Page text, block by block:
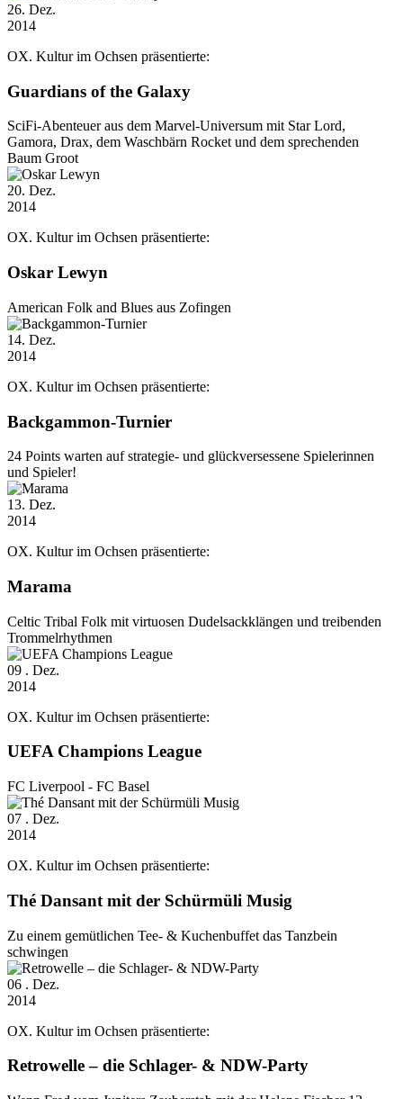
26. Dez.
2014
OX. Kultur im Ochsen präsentierte:
Guardians of the Galaxy
SciFi-Abenteuer aus dem Marvel-Universum mit Star Lord,
Gamora, Drax, dem Waschbärn Rocket und dem sprechenden
Baum Groot
20. Dez.
2014
OX. Kultur im Ochsen präsentierte:
Oskar Lewyn
American Folk and Blues aus Zofingen
14. Dez.
2014
OX. Kultur im Ochsen präsentierte:
Backgammon-Turnier
24 Points warten auf strategie- und glückversessene Spielerinnen
und Spieler!
13. Dez.
2014
OX. Kultur im Ochsen präsentierte:
Marama
Celtic Tribal Folk mit virtuosen Dudelsackklängen und treibenden
Trommelrhythmen
09 . Dez.
2014
OX. Kultur im Ochsen präsentierte:
UEFA Champions League
FC Liverpool - FC Basel
07 . Dez.
2014
OX. Kultur im Ochsen präsentierte:
Thé Dansant mit der Schürmüli Musig
Zu einem gemütlichen Tee- & Kuchenbuffet das Tanzbein
schwingen
06 . Dez.
2014
OX. Kultur im Ochsen präsentierte:
Retrowelle – die Schlager- & NDW-Party